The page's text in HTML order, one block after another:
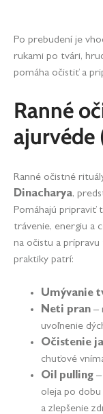
Po prebudení je
rukami po tvári,
pomáha očistiť a
Ranné
ajurvéde
Ranné očistné
Dinacharya,
Pomáhajú pripraviť
trávenie, energiu a
na očistu a prípravu
praktiky patrí:
Umývanie
Neti pran –
uvoľnenie
Očistenie
chuťové
Oil pulling
oleja po
a zlepšenie